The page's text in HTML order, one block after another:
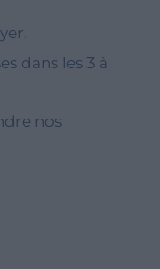
dans les 3 à
nos